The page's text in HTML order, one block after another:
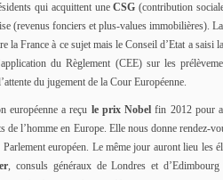
qui acquittent uneCSG (contribution
(revenus fonciers et plus-values immobilières).
la France à ce sujet mais le Conseil d’Etat a saisi
du Règlement (CEE) sur les
du jugement de la Cour Européenne.
européenne a reçu le prix Nobel fin 2012 pour
de l’homme en Europe. Elle nous donne rendez-
européen. Le même jour auront lieu les
, consuls généraux de Londres et